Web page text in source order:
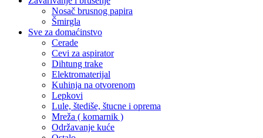
Nosač brusnog papira
Šmirgla
Sve za domaćinstvo
Cerade
Cevi za aspirator
Dihtung trake
Elektromaterijal
Kuhinja na otvorenom
Lepkovi
Lule, štediše, štucne i oprema
Mreža ( komarnik )
Održavanje kuće